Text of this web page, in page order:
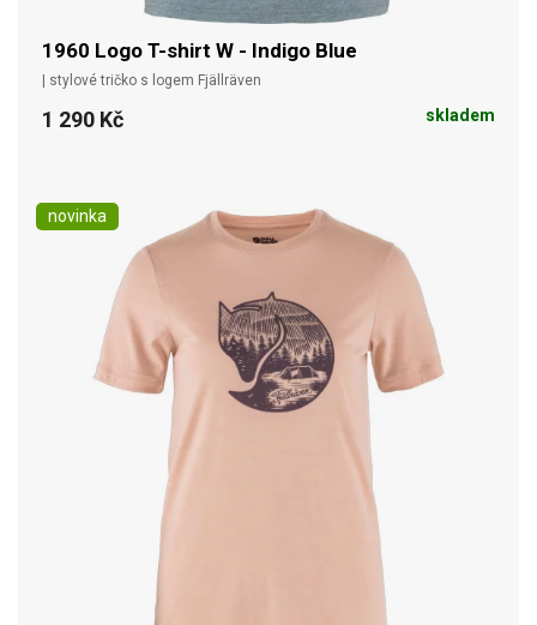
1960 Logo T-shirt W - Indigo Blue
| stylové tričko s logem Fjällräven
1 290 Kč skladem
novinka